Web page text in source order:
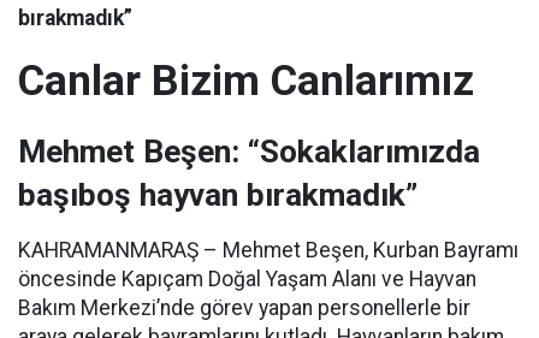
bırakmadık”
Canlar Bizim Canlarımız
Mehmet Beşen: “Sokaklarımızda
başıboş hayvan bırakmadık”
KAHRAMANMARAŞ – Mehmet Beşen, Kurban Bayramı
öncesinde Kapıçam Doğal Yaşam Alanı ve Hayvan
Bakım Merkezi’nde görev yapan personellerle bir